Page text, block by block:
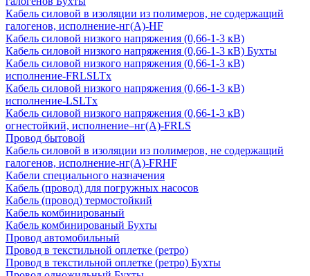
Кабель силовой в изоляции из полимеров, не содержащий
галогенов, исполнение-нг(А)-HF
Кабель силовой низкого напряжения (0,66-1-3 кВ)
Кабель силовой низкого напряжения (0,66-1-3 кВ) Бухты
Кабель силовой низкого напряжения (0,66-1-3 кВ)
исполнение-FRLSLTx
Кабель силовой низкого напряжения (0,66-1-3 кВ)
исполнение-LSLTx
Кабель силовой низкого напряжения (0,66-1-3 кВ)
огнестойкий, исполнение–нг(А)-FRLS
Провод бытовой
Кабель силовой в изоляции из полимеров, не содержащий
галогенов, исполнение-нг(А)-FRHF
Кабели специального назначения
Кабель (провод) для погружных насосов
Кабель (провод) термостойкий
Кабель комбинированый
Кабель комбинированый Бухты
Провод автомобильный
Провод в текстильной оплетке (ретро)
Провод в текстильной оплетке (ретро) Бухты